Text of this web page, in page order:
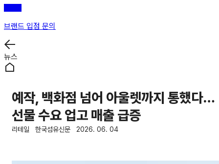
브랜드 입점 문의
뉴스
예작, 백화점 넘어 아울렛까지 통했다…
선물 수요 업고 매출 급증
리테일 한국섬유신문 2026. 06. 04